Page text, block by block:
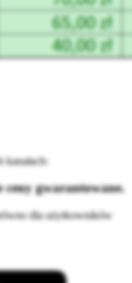
ceny gwarantowane.
dla użytkowników